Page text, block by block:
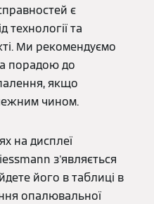
є
технології та
Ми рекомендуємо
порадою до
якщо
чином.
на дисплеї
з'являється
його в таблиці в
опалювальної